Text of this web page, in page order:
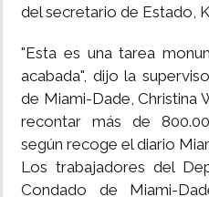
del secretario de Estado,
"Esta es una tarea
acabada", dijo la
de Miami-Dade, Christina
recontar más de
según recoge el diario
Los trabajadores del
Condado de Miami-